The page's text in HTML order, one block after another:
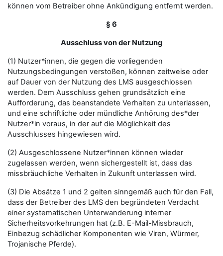
können vom Betreiber ohne Ankündigung entfernt werden.
§ 6
Ausschluss von der Nutzung
(1) Nutzer*innen, die gegen die vorliegenden
Nutzungsbedingungen verstoßen, können zeitweise oder
auf Dauer von der Nutzung des LMS ausgeschlossen
werden. Dem Ausschluss gehen grundsätzlich eine
Aufforderung, das beanstandete Verhalten zu unterlassen,
und eine schriftliche oder mündliche Anhörung des*der
Nutzer*in voraus, in der auf die Möglichkeit des
Ausschlusses hingewiesen wird.
(2) Ausgeschlossene Nutzer*innen können wieder
zugelassen werden, wenn sichergestellt ist, dass das
missbräuchliche Verhalten in Zukunft unterlassen wird.
(3) Die Absätze 1 und 2 gelten sinngemäß auch für den Fall,
dass der Betreiber des LMS den begründeten Verdacht
einer systematischen Unterwanderung interner
Sicherheitsvorkehrungen hat (z.B. E-Mail-Missbrauch,
Einbezug schädlicher Komponenten wie Viren, Würmer,
Trojanische Pferde).